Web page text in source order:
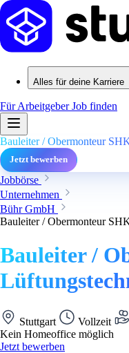
Alles für deine Karriere
Für ArbeitgeberJob finden
Bauleiter / Obermonteur
Jetzt bewerben
Jobbörse
Unternehmen
Bühr GmbH
Bauleiter / Obermonteur
Bauleiter /
Stuttgart Vollzeit
Kein Homeoffice möglich
Jetzt bewerben